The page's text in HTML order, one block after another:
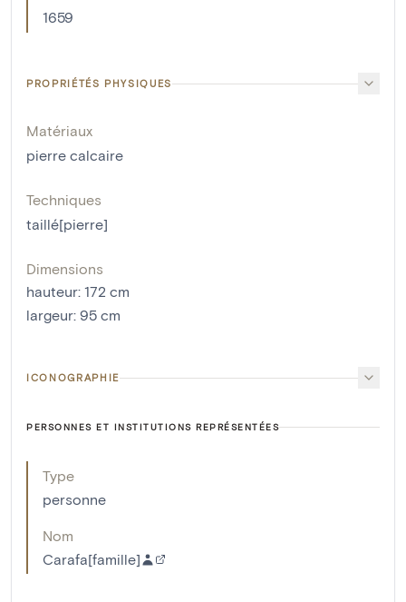
1659
PROPRIÉTÉS PHYSIQUES
Matériaux
pierre calcaire
Techniques
taillé[pierre]
Dimensions
hauteur: 172 cm
largeur: 95 cm
ICONOGRAPHIE
PERSONNES ET INSTITUTIONS REPRÉSENTÉES
Type
personne
Nom
Carafa[famille]